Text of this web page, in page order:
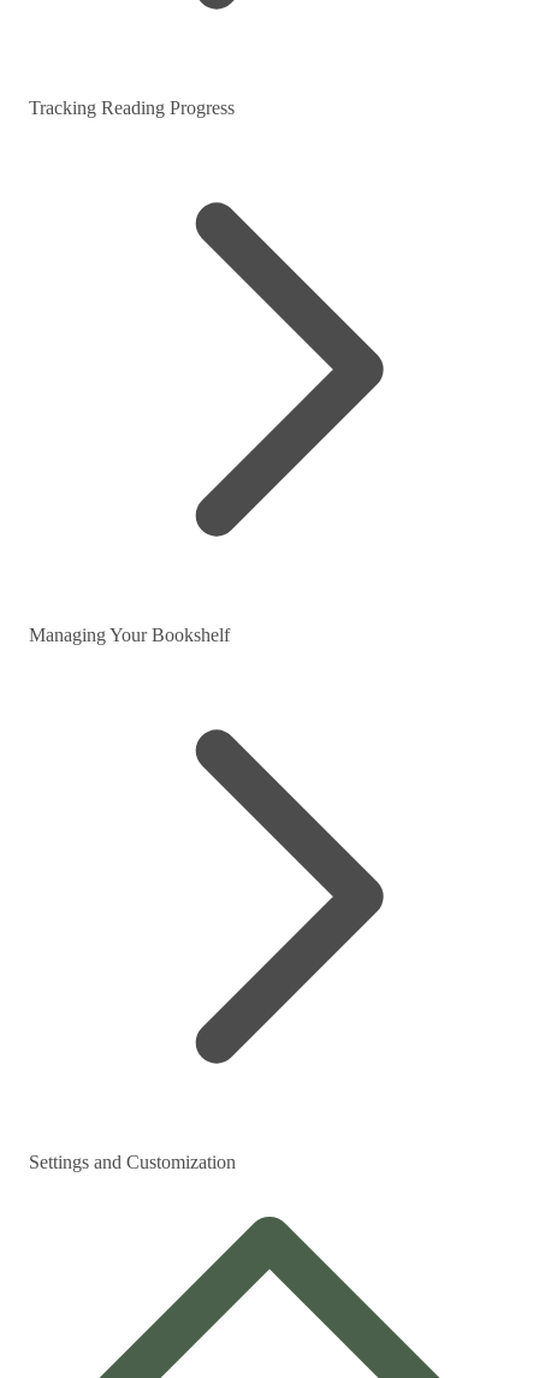
Tracking Reading Progress
Managing Your Bookshelf
Settings and Customization